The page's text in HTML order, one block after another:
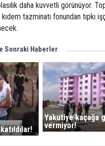
daha kuvvetli görünüyor.
tazminatı fonundan tıpkı
Sonraki Haberler
Yakutiye kaçağa
vermiyor!